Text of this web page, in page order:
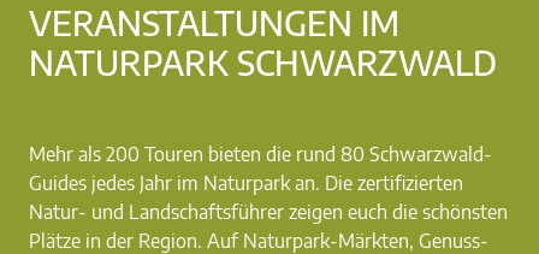
VERANSTALTUNGEN IM
NATURPARK SCHWARZWALD
Mehr als 200 Touren bieten die rund 80 Schwarzwald-
Guides jedes Jahr im Naturpark an. Die zertifizierten
Natur- und Landschaftsführer zeigen euch die schönsten
Plätze in der Region. Auf Naturpark-Märkten, Genuss-